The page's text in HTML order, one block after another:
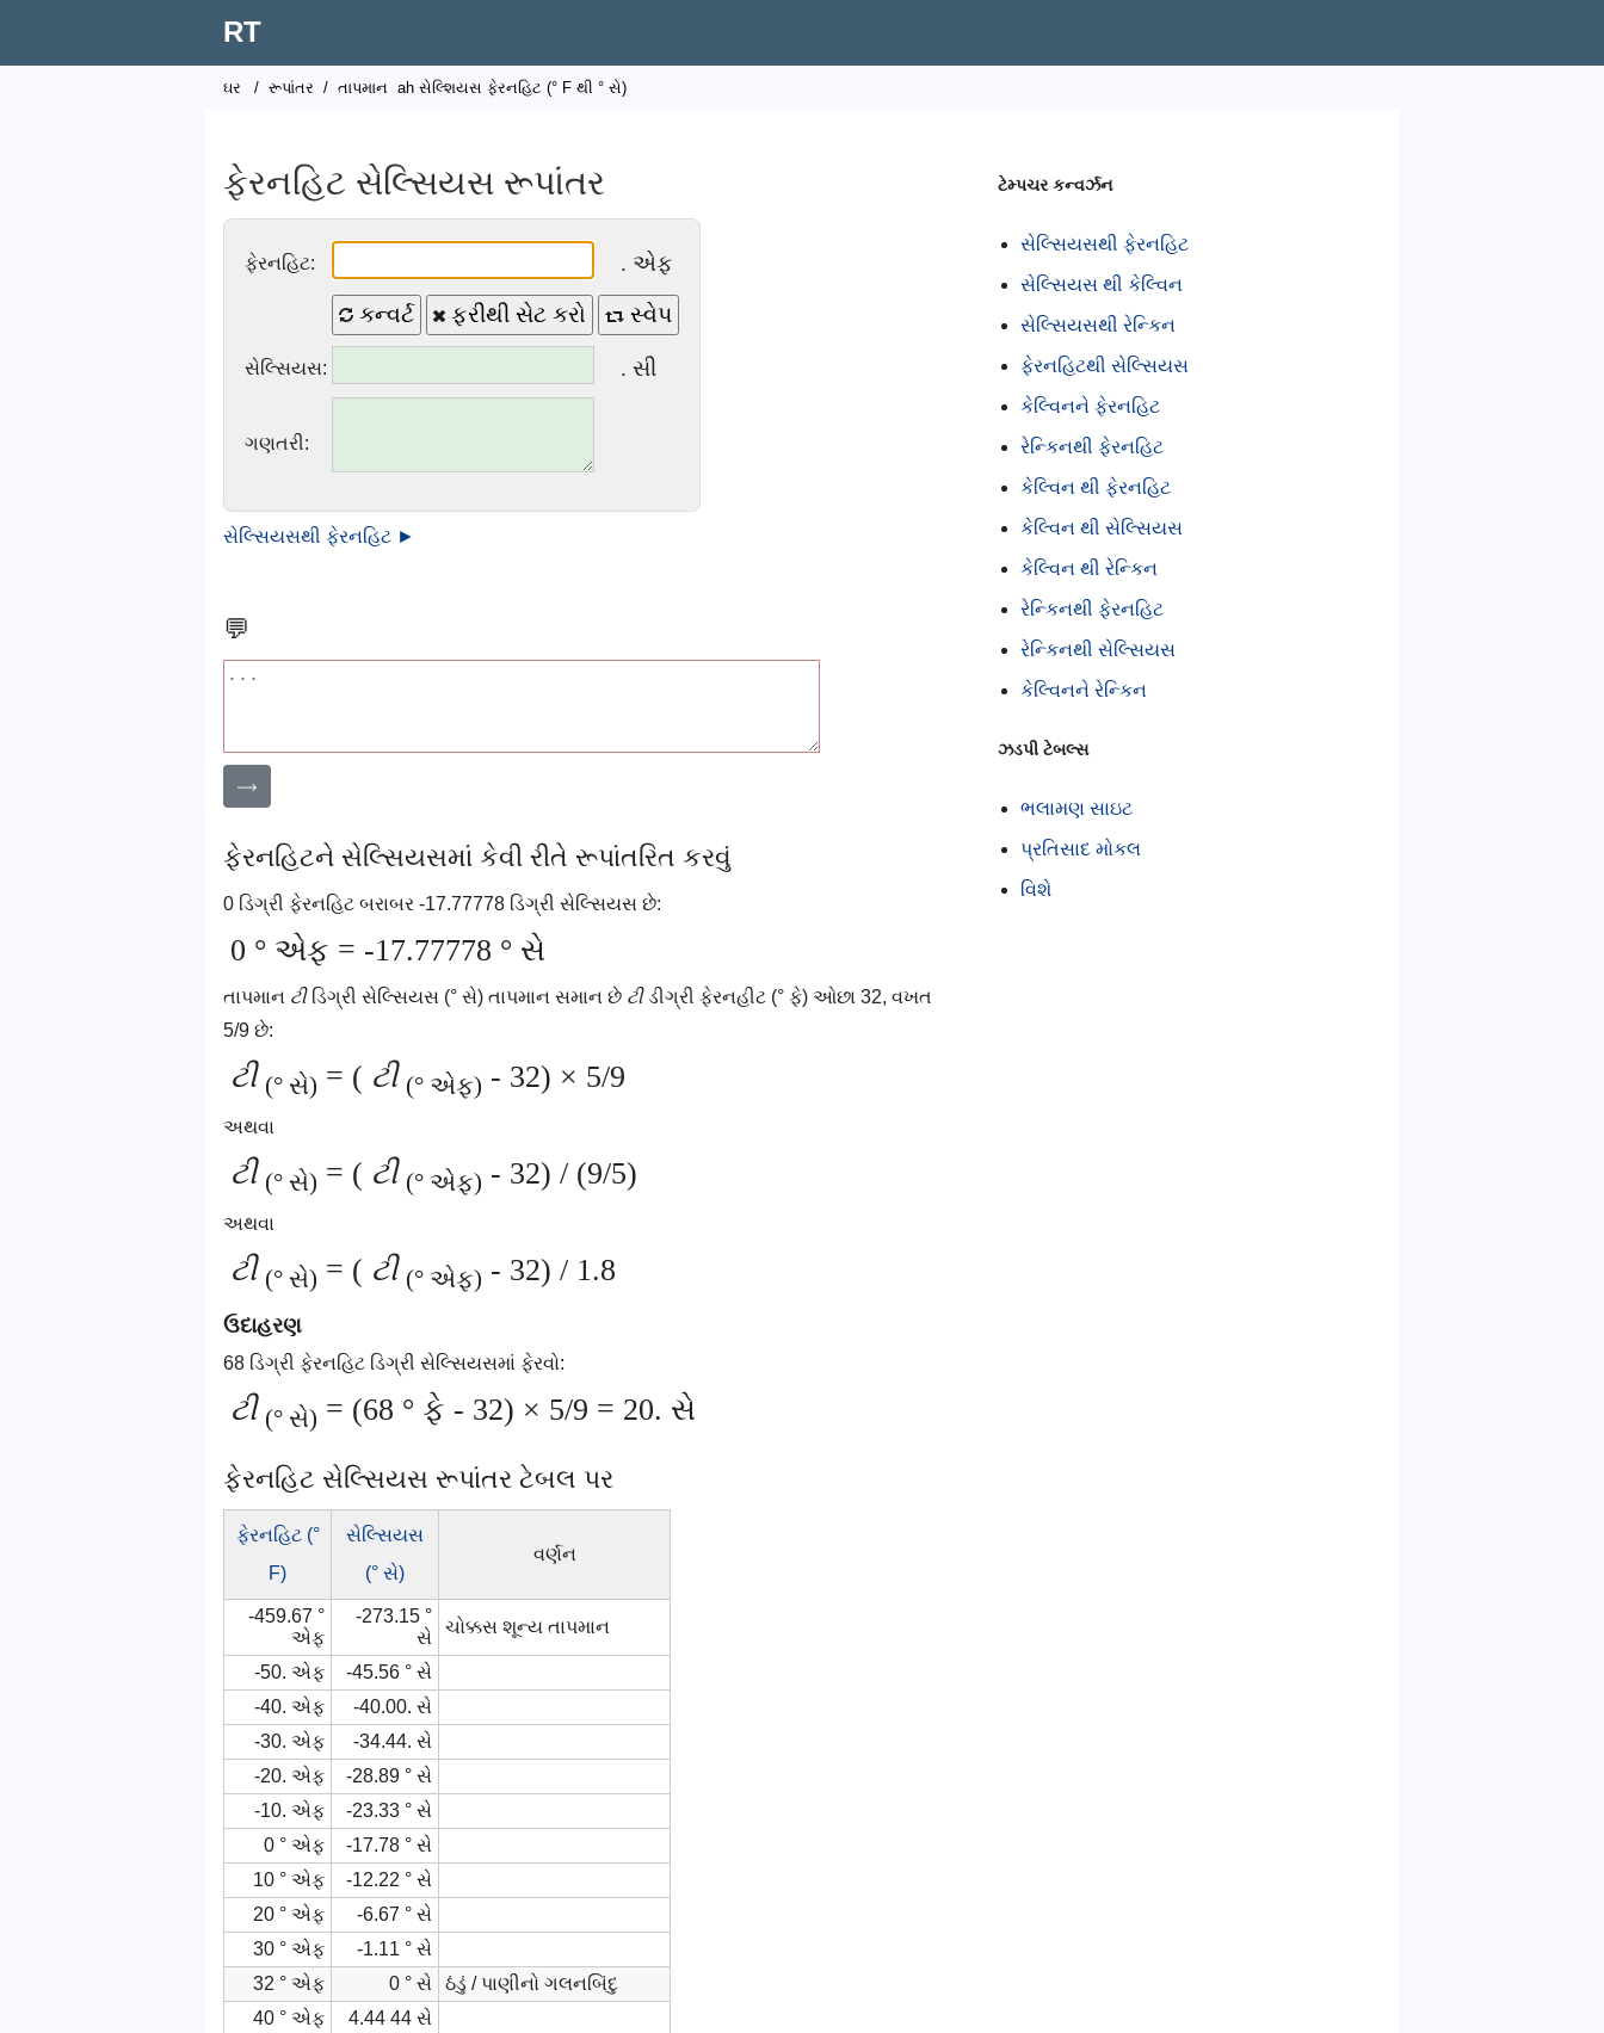
RT
ઘર / રૂપાંતર / તાપમાન ah સેલ્શિયસ ફેરનહિટ (° F થી ° સે)
ફેરનહિટ સેલ્સિયસ રૂપાંતર
ફેરનહિટ: . એફ
કન્વર્ટ ફરીથી સેટ કરો સ્વેપ
સેલ્સિયસ: . સી
ગણતરી:
સેલ્સિયસથી ફેરનહિટ ►
💬
⟶
ફેરનહિટને સેલ્સિયસમાં કેવી રીતે રૂપાંતરિત કરવું
0 ડિગ્રી ફેરનહિટ બરાબર -17.77778 ડિગ્રી સેલ્સિયસ છે:
0 ° એફ = -17.77778 ° સે
તાપમાન ટીડિગ્રી સેલ્સિયસ (° સે) તાપમાન સમાન છે ટીડીગ્રી ફેરનહીટ (° ફે) ઓછા 32, વખત
5/9 છે:
ટી (° સે) = ( ટી (° એફ) - 32) × 5/9
અથવા
ટી (° સે) = ( ટી (° એફ) - 32) / (9/5)
અથવા
ટી (° સે) = ( ટી (° એફ) - 32) / 1.8
ઉદાહરણ
68 ડિગ્રી ફેરનહિટ ડિગ્રી સેલ્સિયસમાં ફેરવો:
ટી (° સે) = (68 ° ફે - 32) × 5/9 = 20. સે
ફેરનહિટ સેલ્સિયસ રૂપાંતર ટેબલ પર
ફેરનહિટ (°
F)
સેલ્સિયસ
(° સે)
વર્ણન
-459.67 °
એફ
-273.15 °
સે
ચોક્કસ શૂન્ય તાપમાન
-50. એફ
-45.56 ° સે
-40. એફ
-40.00. સે
-30. એફ
-34.44. સે
-20. એફ
-28.89 ° સે
-10. એફ
-23.33 ° સે
0 ° એફ
-17.78 ° સે
10 ° એફ
-12.22 ° સે
20 ° એફ
-6.67 ° સે
30 ° એફ
-1.11 ° સે
32 ° એફ
0 ° સે
ઠંડું / પાણીનો ગલનબિંદુ
40 ° એફ
4.44 44 સે
ટેમ્પચર કન્વર્ઝન
સેલ્સિયસથી ફેરનહિટ
સેલ્સિયસ થી કેલ્વિન
સેલ્સિયસથી રેન્કિન
ફેરનહિટથી સેલ્સિયસ
કેલ્વિનને ફેરનહિટ
રેન્કિનથી ફેરનહિટ
કેલ્વિન થી ફેરનહિટ
કેલ્વિન થી સેલ્સિયસ
કેલ્વિન થી રેન્કિન
રેન્કિનથી ફેરનહિટ
રેન્કિનથી સેલ્સિયસ
કેલ્વિનને રેન્કિન
ઝડપી ટેબલ્સ
ભલામણ સાઇટ
પ્રતિસાદ મોકલ
વિશે